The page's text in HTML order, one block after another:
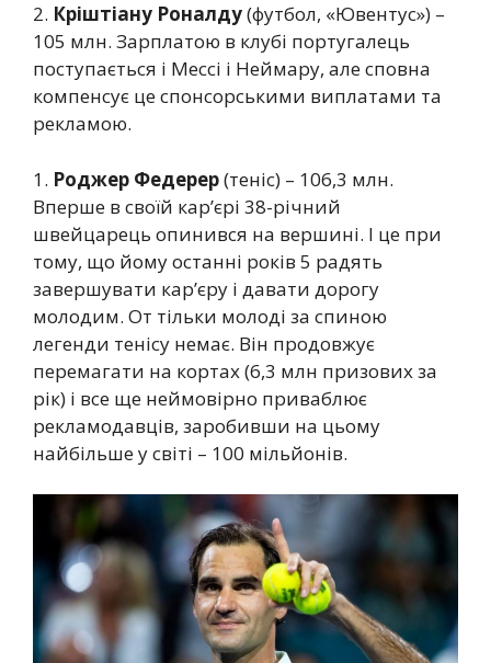
2. Кріштіану Роналду(футбол, «Ювентус») –
105 млн. Зарплатою в клубі португалець
поступається і Мессі і Неймару, але сповна
компенсує це спонсорськими виплатами та
рекламою.
1. Роджер Федерер(теніс) – 106,3 млн.
Вперше в своїй кар’єрі 38-річний
швейцарець опинився на вершині. І це при
тому, що йому останні років 5 радять
завершувати кар’єру і давати дорогу
молодим. От тільки молоді за спиною
легенди тенісу немає. Він продовжує
перемагати на кортах (6,3 млн призових за
рік) і все ще неймовірно приваблює
рекламодавців, заробивши на цьому
найбільше у світі – 100 мільйонів.